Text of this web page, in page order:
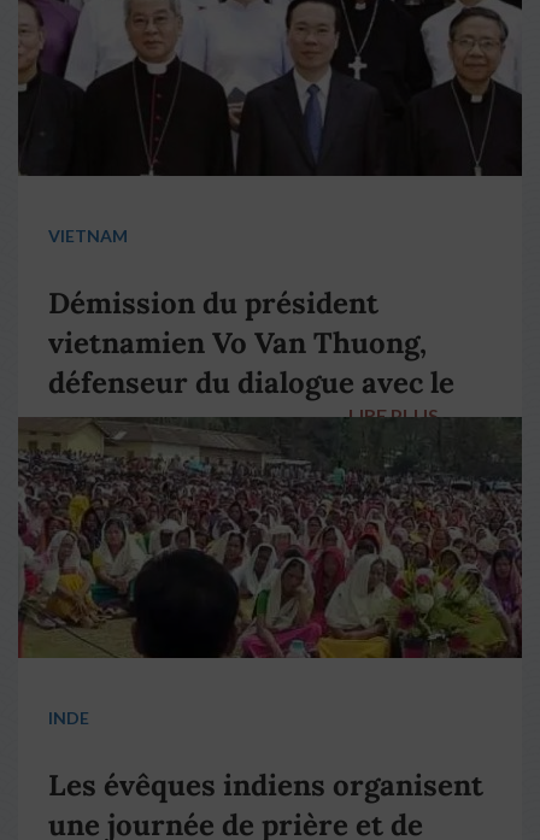
VIETNAM
Démission du président
vietnamien Vo Van Thuong,
défenseur du dialogue avec le
pape François
LIRE PLUS →
INDE
Les évêques indiens organisent
une journée de prière et de